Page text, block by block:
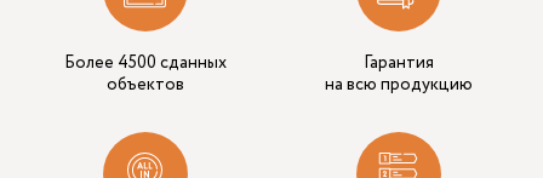
Более 4500 сданных
объектов
Гарантия
на всю продукцию